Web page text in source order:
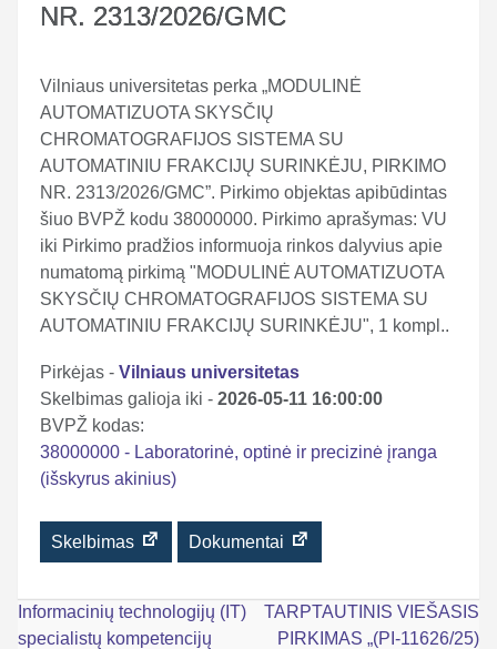
NR. 2313/2026/GMC
Vilniaus universitetas perka „MODULINĖ
AUTOMATIZUOTA SKYSČIŲ
CHROMATOGRAFIJOS SISTEMA SU
AUTOMATINIU FRAKCIJŲ SURINKĖJU, PIRKIMO
NR. 2313/2026/GMC”. Pirkimo objektas apibūdintas
šiuo BVPŽ kodu 38000000. Pirkimo aprašymas: VU
iki Pirkimo pradžios informuoja rinkos dalyvius apie
numatomą pirkimą "MODULINĖ AUTOMATIZUOTA
SKYSČIŲ CHROMATOGRAFIJOS SISTEMA SU
AUTOMATINIU FRAKCIJŲ SURINKĖJU", 1 kompl..
Pirkėjas - Vilniaus universitetas
Skelbimas galioja iki - 2026-05-11 16:00:00
BVPŽ kodas:
38000000 - Laboratorinė, optinė ir precizinė įranga
(išskyrus akinius)
Skelbimas Dokumentai
Navigacija
Informacinių technologijų (IT)
specialistų kompetencijų
TARPTAUTINIS VIEŠASIS
PIRKIMAS „(PI-11626/25)